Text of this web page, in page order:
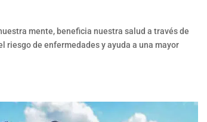
mente, beneficia nuestra salud a través de
riesgo de enfermedades y ayuda a una mayor